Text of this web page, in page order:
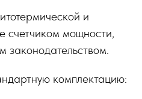
и
счетчиком мощности,
законодательством.
комплектацию: